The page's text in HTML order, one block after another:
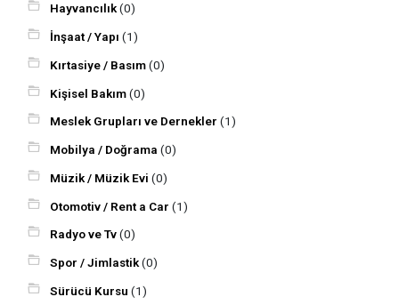
Hayvancılık(0)
İnşaat / Yapı(1)
Kırtasiye / Basım(0)
Kişisel Bakım(0)
Meslek Grupları ve Dernekler(1)
Mobilya / Doğrama(0)
Müzik / Müzik Evi(0)
Otomotiv / Rent a Car(1)
Radyo ve Tv(0)
Spor / Jimlastik(0)
Sürücü Kursu(1)